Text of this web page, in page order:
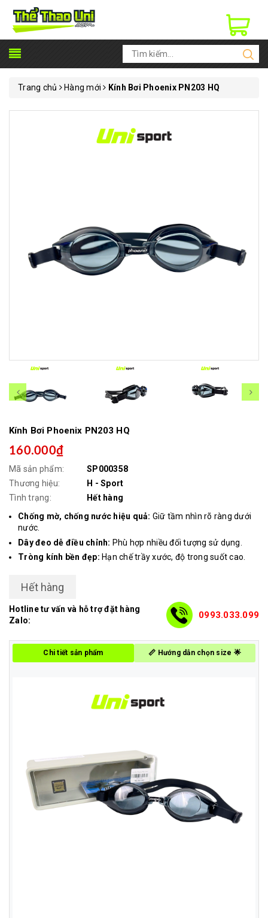
Trang chủ Hàng mới Kính Bơi Phoenix PN203 HQ
Kính Bơi Phoenix PN203 HQ
160.000₫
Mã sản phẩm:
SP000358
Thương hiệu:
H - Sport
Tình trạng:
Hết hàng
Chống mờ, chống nước hiệu quả: Giữ tầm nhìn rõ ràng dưới
nước.
Dây đeo dễ điều chỉnh: Phù hợp nhiều đối tượng sử dụng.
Tròng kính bền đẹp: Hạn chế trầy xước, độ trong suốt cao.
Hết hàng
Hotline tư vấn và hỗ trợ đặt hàng
Zalo:
0993.033.099
Chi tiết sản phẩm 📏 Hướng dẫn chọn size 🌟